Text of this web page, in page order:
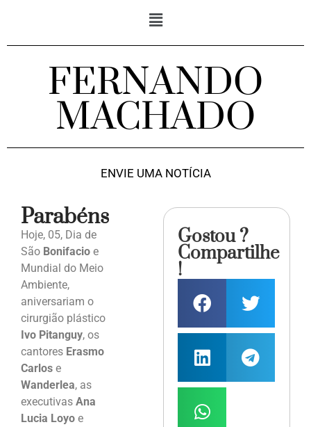
FERNANDO
MACHADO
ENVIE UMA NOTÍCIA
Parabéns
Hoje, 05, Dia de
São Bonifacio e
Mundial do Meio
Ambiente,
aniversariam o
cirurgião plástico
Ivo Pitanguy, os
cantores Erasmo
Carlos e
Wanderlea, as
executivas Ana
Lucia Loyo e
Gostou ?
Compartilhe
!